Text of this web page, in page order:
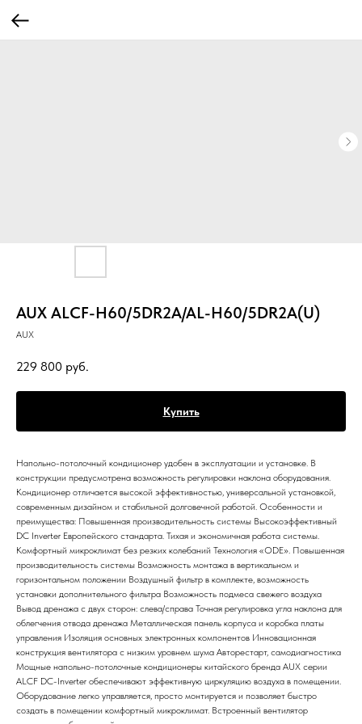
AUX ALCF-H60/5DR2A/AL-H60/5DR2A(U)
AUX
229 800 руб.
Купить
Напольно-потолочный кондиционер удобен в эксплуатации и установке. В
конструкции предусмотрена возможность регулировки наклона оборудования.
Кондиционер отличается высокой эффективностью, универсальной установкой,
современным дизайном и стабильной долговечной работой. Особенности и
преимущества: Повышенная производительность системы Высокоэффективный
DC Inverter Европейского стандарта. Тихая и экономичная работа системы.
Комфортный микроклимат без резких колебаний Технология «ODE». Повышенная
производительность системы Возможность монтажа в вертикальном и
горизонтальном положении Воздушный фильтр в комплекте, возможность
установки дополнительного фильтра Возможность подмеса свежего воздуха
Вывод дренажа с двух сторон: слева/справа Точная регулировка угла наклона для
облегчения отвода дренажа Металлическая панель корпуса и коробка платы
управления Изоляция основных электронных компонентов Инновационная
конструкция вентилятора с низким уровнем шума Авторестарт, самодиагностика
Мощные напольно-потолочные кондиционеры китайского бренда AUX серии
ALCF DC-Inverter обеспечивают эффективную циркуляцию воздуха в помещении.
Оборудование легко управляется, просто монтируется и позволяет быстро
создать в помещении комфортный микроклимат. Встроенный вентилятор